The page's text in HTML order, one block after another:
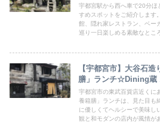
宇都宮駅から西へ車で20分ほ
すめスポットをご紹介します
館、隠れ家レストラン、ベー
巡り一日楽しめる素敵なとこ
【宇都宮市】大谷石
膳」ランチ☆Dining蔵
宇都宮市の東武百貨店近くに
養箱膳」ランチは、見た目も
に優しくてヘルシーで美味し
観と和モダンの店内が風情が